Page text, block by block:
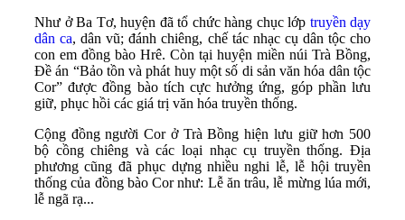
Như ở Ba Tơ, huyện đã tổ chức hàng chục lớp truyền dạy
dân ca, dân vũ; đánh chiêng, chế tác nhạc cụ dân tộc cho
con em đồng bào Hrê. Còn tại huyện miền núi Trà Bồng,
Đề án “Bảo tồn và phát huy một số di sản văn hóa dân tộc
Cor” được đồng bào tích cực hưởng ứng, góp phần lưu
giữ, phục hồi các giá trị văn hóa truyền thống.
Cộng đồng người Cor ở Trà Bồng hiện lưu giữ hơn 500
bộ cồng chiêng và các loại nhạc cụ truyền thống. Địa
phương cũng đã phục dựng nhiều nghi lễ, lễ hội truyền
thống của đồng bào Cor như: Lễ ăn trâu, lễ mừng lúa mới,
lễ ngã rạ...